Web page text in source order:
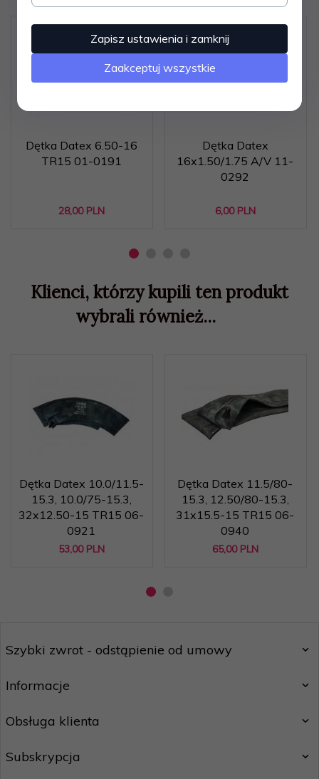
Dętka Datex 6.50-16
TR15 01-0191
28,00 PLN
Dętka Datex
16x1.50/1.75 A/V 11-
0292
6,00 PLN
Klienci, którzy kupili ten produkt
wybrali również...
Dętka Datex 10.0/11.5-
15.3, 10.0/75-15.3,
32x12.50-15 TR15 06-
0921
53,00 PLN
Dętka Datex 11.5/80-
15.3, 12.50/80-15.3,
31x15.5-15 TR15 06-
0940
65,00 PLN
Szybki zwrot - odstąpienie od umowy
Informacje
Obsługa klienta
Subskrypcja
Zapisz ustawienia i zamknij
Zaakceptuj wszystkie